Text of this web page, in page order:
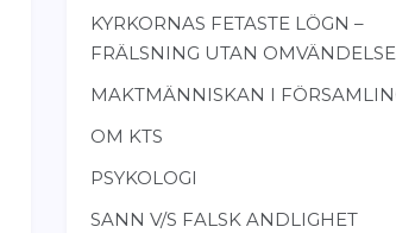
KYRKORNAS FETASTE LÖGN –
FRÄLSNING UTAN OMVÄNDELSE
MAKTMÄNNISKAN I
OM KTS
PSYKOLOGI
SANN V/S FALSK ANDLIGHET